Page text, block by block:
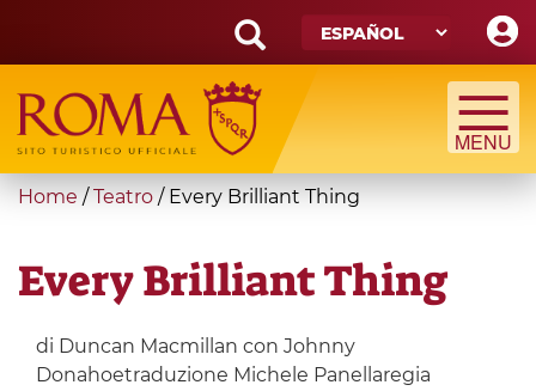
main
content
Search
form
Búsqueda
You
here
Home / Teatro / Every Brilliant Thing
Every Brilliant Thing
di Duncan Macmillan con Johnny
Donahoetraduzione Michele Panellaregia